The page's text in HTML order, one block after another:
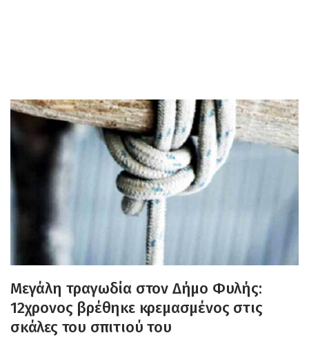
Μεγάλη τραγωδία στον Δήμο Φυλής:
12χρονος βρέθηκε κρεμασμένος στις
σκάλες του σπιτιού του